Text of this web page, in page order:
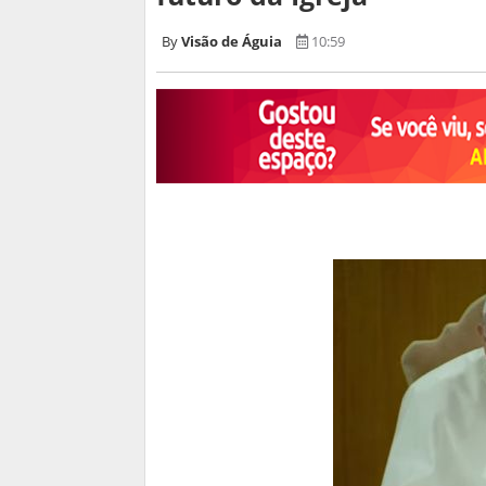
Visão de Águia 10:59